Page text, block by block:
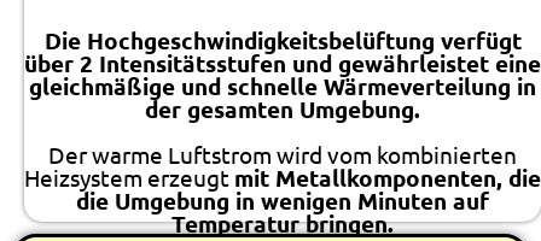
Die Hochgeschwindigkeitsbelüftung verfügt
über 2 Intensitätsstufen und gewährleistet eine
gleichmäßige und schnelle Wärmeverteilung in
der gesamten Umgebung.
Der warme Luftstrom wird vom kombinierten
Heizsystem erzeugt mit Metallkomponenten, die
die Umgebung in wenigen Minuten auf
Temperatur bringen.